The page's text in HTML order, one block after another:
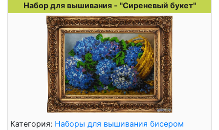
Набор для вышивания - "Сиреневый букет"
Категория: Наборы для вышивания бисером